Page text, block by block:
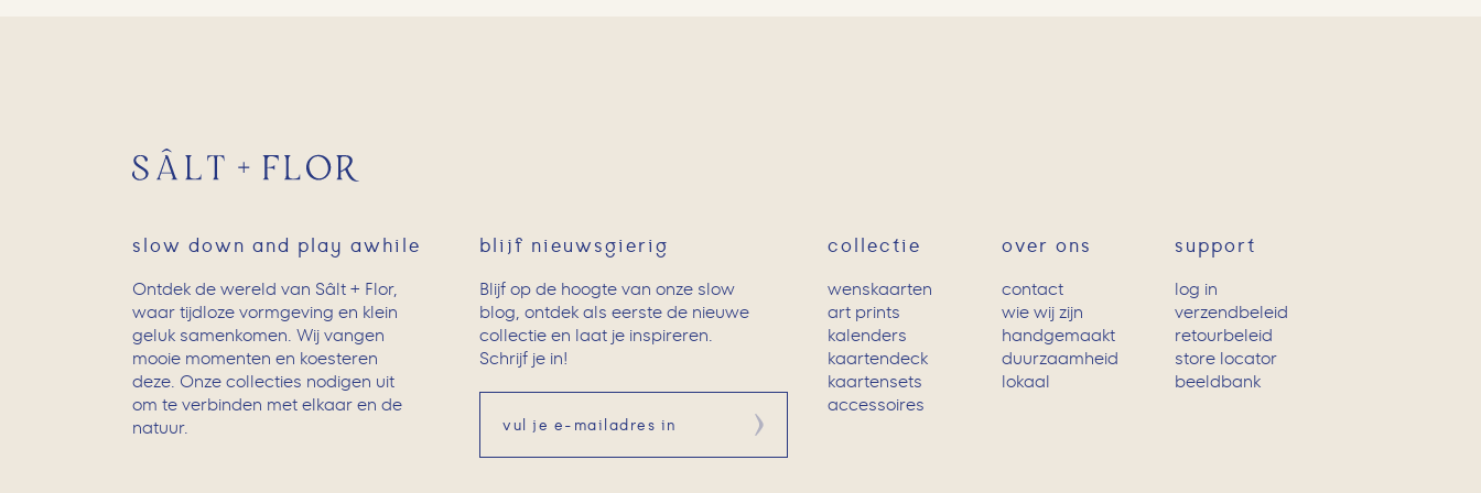
slow down and play awhile
Ontdek de wereld van Sâlt + Flor,
waar tijdloze vormgeving en klein
geluk samenkomen. Wij vangen
mooie momenten en koesteren
deze. Onze collecties nodigen uit
om te verbinden met elkaar en de
natuur.
blijf nieuwsgierig
Blijf op de hoogte van onze slow
blog, ontdek als eerste de nieuwe
collectie en laat je inspireren.
Schrijf je in!
Aanmelden
collectie
wenskaarten
art prints
kalenders
kaartendeck
kaartensets
accessoires
over ons
contact
wie wij zijn
handgemaakt
duurzaamheid
lokaal
support
log in
verzendbeleid
retourbeleid
store locator
beeldbank